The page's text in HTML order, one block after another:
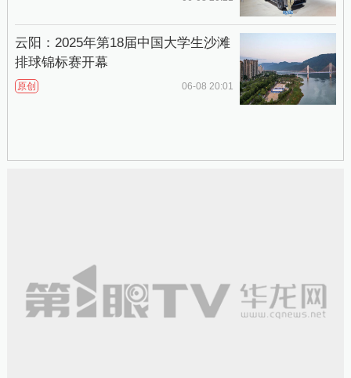
云阳：2025年第18届中国大学生沙滩
排球锦标赛开幕
原创 06-08 20:01